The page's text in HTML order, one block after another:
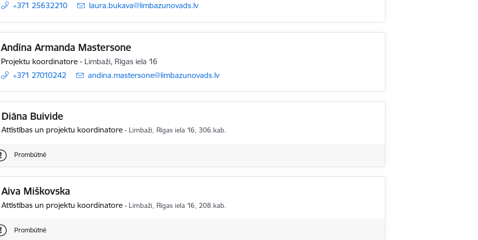
+371 25632210
E-pasts:
laura.bukava@limbazunovads.lv
Andīna Armanda Mastersone
Projektu koordinatore - Limbaži, Rīgas iela 16
+371 27010242
E-pasts:
andina.mastersone@limbazunovads.lv
Diāna Buivide
Attīstības un projektu koordinatore -Limbaži, Rīgas iela 16, 306.kab.
Prombūtnē
Aiva Miškovska
Attīstības un projektu koordinatore -Limbaži, Rīgas iela 16, 208.kab.
Prombūtnē